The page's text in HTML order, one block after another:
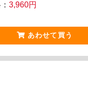
3,960円
あわせて買う